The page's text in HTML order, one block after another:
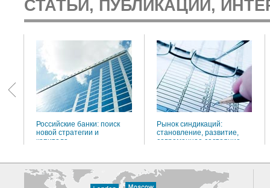
СТАТЬИ, ПУБЛИКАЦИИ,
Российские банки: поиск
новой стратегии и
капитала
Рынок синдикаций:
становление, развитие,
современное состояние